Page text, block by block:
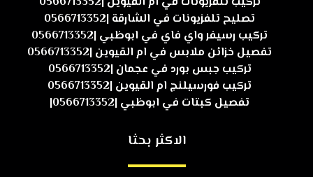
تصليح تلفزيونات في الشارقة |0566713352
تركيب رسيفر واي فاي في ابوظبي |0566713352
تفصيل خزائن ملابس في ام القيوين |0566713352
تركيب جبس بورد في عجمان |0566713352
تركيب فورسيلنج ام القيوين |0566713352
تفصيل كبتات في ابوظبي |0566713352|
الاكثر بحثا